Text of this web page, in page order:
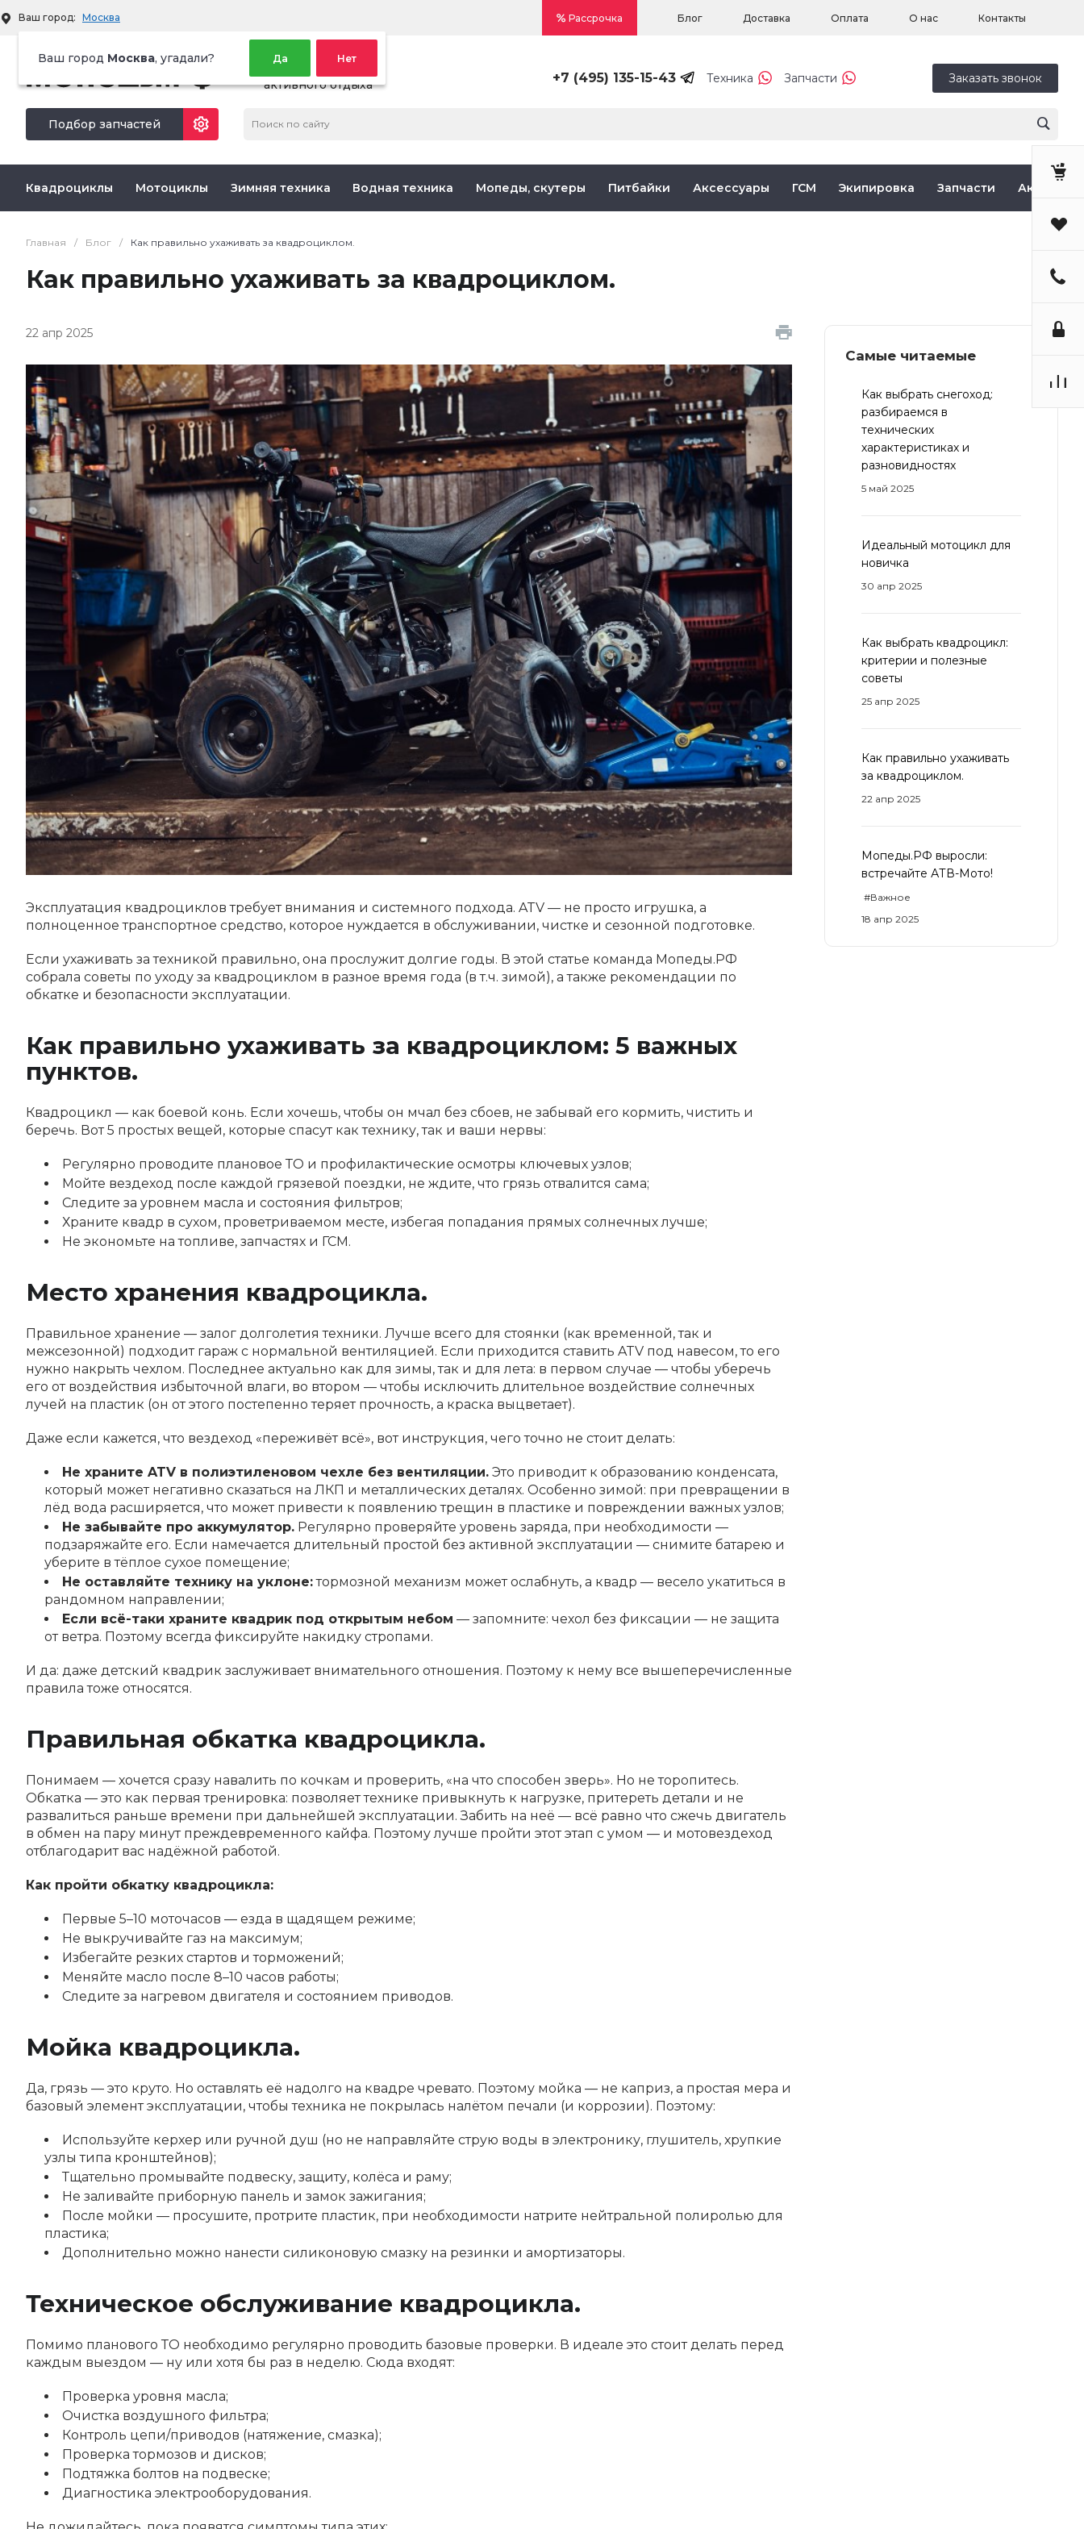
Ваш город: Москва
Ваш город Москва, угадали? Да Нет
Рассрочка Блог Доставка Оплата О нас Контакты
активного отдыха
+7 (495) 135-15-43 Техника Запчасти Заказать звонок
Подбор запчастей
Квадроциклы Мотоциклы Зимняя техника Водная техника Мопеды, скутеры Питбайки Аксессуары ГСМ Экипировка Запчасти Акции
Главная / Блог / Как правильно ухаживать за квадроциклом.
Как правильно ухаживать за квадроциклом.
Самые читаемые
Как выбрать снегоход:
разбираемся в
технических
характеристиках и
разновидностях
5 май 2025
Идеальный мотоцикл для
новичка
30 апр 2025
Как выбрать квадроцикл:
критерии и полезные
советы
25 апр 2025
Как правильно ухаживать
за квадроциклом.
22 апр 2025
Мопеды.РФ выросли:
встречайте АТВ-Мото!
#Важное
18 апр 2025
22 апр 2025
Эксплуатация квадроциклов требует внимания и системного подхода. ATV — не просто игрушка, а
полноценное транспортное средство, которое нуждается в обслуживании, чистке и сезонной подготовке.
Если ухаживать за техникой правильно, она прослужит долгие годы. В этой статье команда Мопеды.РФ
собрала советы по уходу за квадроциклом в разное время года (в т.ч. зимой), а также рекомендации по
обкатке и безопасности эксплуатации.
Как правильно ухаживать за квадроциклом: 5 важных
пунктов.
Квадроцикл — как боевой конь. Если хочешь, чтобы он мчал без сбоев, не забывай его кормить, чистить и
беречь. Вот 5 простых вещей, которые спасут как технику, так и ваши нервы:
Регулярно проводите плановое ТО и профилактические осмотры ключевых узлов;
Мойте вездеход после каждой грязевой поездки, не ждите, что грязь отвалится сама;
Следите за уровнем масла и состояния фильтров;
Храните квадр в сухом, проветриваемом месте, избегая попадания прямых солнечных лучше;
Не экономьте на топливе, запчастях и ГСМ.
Место хранения квадроцикла.
Правильное хранение — залог долголетия техники. Лучше всего для стоянки (как временной, так и
межсезонной) подходит гараж с нормальной вентиляцией. Если приходится ставить ATV под навесом, то его
нужно накрыть чехлом. Последнее актуально как для зимы, так и для лета: в первом случае — чтобы уберечь
его от воздействия избыточной влаги, во втором — чтобы исключить длительное воздействие солнечных
лучей на пластик (он от этого постепенно теряет прочность, а краска выцветает).
Даже если кажется, что вездеход «переживёт всё», вот инструкция, чего точно не стоит делать:
Не храните ATV в полиэтиленовом чехле без вентиляции.Это приводит к образованию конденсата,
который может негативно сказаться на ЛКП и металлических деталях. Особенно зимой: при превращении в
лёд вода расширяется, что может привести к появлению трещин в пластике и повреждении важных узлов;
Не забывайте про аккумулятор.Регулярно проверяйте уровень заряда, при необходимости —
подзаряжайте его. Если намечается длительный простой без активной эксплуатации — снимите батарею и
уберите в тёплое сухое помещение;
Не оставляйте технику на уклоне:тормозной механизм может ослабнуть, а квадр — весело укатиться в
рандомном направлении;
Если всё-таки храните квадрик под открытым небом — запомните: чехол без фиксации — не защита
от ветра. Поэтому всегда фиксируйте накидку стропами.
И да: даже детский квадрик заслуживает внимательного отношения. Поэтому к нему все вышеперечисленные
правила тоже относятся.
Правильная обкатка квадроцикла.
Понимаем — хочется сразу навалить по кочкам и проверить, «на что способен зверь». Но не торопитесь.
Обкатка — это как первая тренировка: позволяет технике привыкнуть к нагрузке, притереть детали и не
развалиться раньше времени при дальнейшей эксплуатации. Забить на неё — всё равно что сжечь двигатель
в обмен на пару минут преждевременного кайфа. Поэтому лучше пройти этот этап с умом — и мотовездеход
отблагодарит вас надёжной работой.
Как пройти обкатку квадроцикла:
Первые 5–10 моточасов — езда в щадящем режиме;
Не выкручивайте газ на максимум;
Избегайте резких стартов и торможений;
Меняйте масло после 8–10 часов работы;
Следите за нагревом двигателя и состоянием приводов.
Мойка квадроцикла.
Да, грязь — это круто. Но оставлять её надолго на квадре чревато. Поэтому мойка — не каприз, а простая мера и
базовый элемент эксплуатации, чтобы техника не покрылась налётом печали (и коррозии). Поэтому:
Используйте керхер или ручной душ (но не направляйте струю воды в электронику, глушитель, хрупкие
узлы типа кронштейнов);
Тщательно промывайте подвеску, защиту, колёса и раму;
Не заливайте приборную панель и замок зажигания;
После мойки — просушите, протрите пластик, при необходимости натрите нейтральной полиролью для
пластика;
Дополнительно можно нанести силиконовую смазку на резинки и амортизаторы.
Техническое обслуживание квадроцикла.
Помимо планового ТО необходимо регулярно проводить базовые проверки. В идеале это стоит делать перед
каждым выездом — ну или хотя бы раз в неделю. Сюда входят:
Проверка уровня масла;
Очистка воздушного фильтра;
Контроль цепи/приводов (натяжение, смазка);
Проверка тормозов и дисков;
Подтяжка болтов на подвеске;
Диагностика электрооборудования.